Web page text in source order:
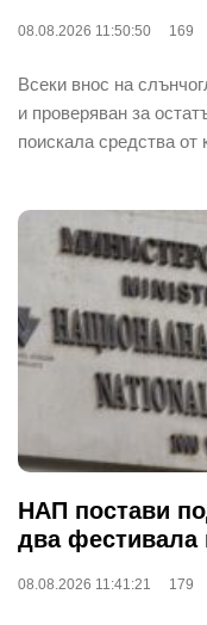
08.08.2026 11:50:50 169
Всеки внос на
и проверяван за
поискала средства
НАП постави
два фестивала
08.08.2026 11:41:21 179